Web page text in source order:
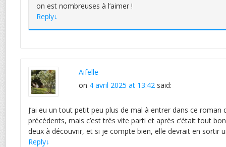
on est nombreuses à l’aimer !
Reply↓
Aifelle
on 4 avril 2025 at 13:42 said:
J’ai eu un tout petit peu plus de mal à entrer dans ce roman
précédents, mais c’est très vite parti et après c’était tout
deux à découvrir, et si je compte bien, elle devrait en sortir
Reply↓